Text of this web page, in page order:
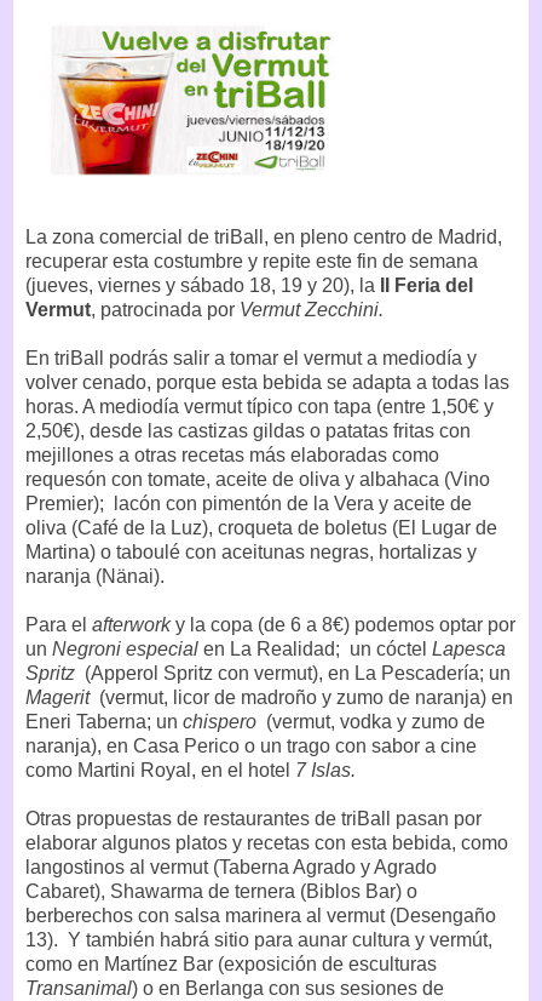
La zona comercial de triBall, en pleno centro de Madrid,
recuperar esta costumbre y repite este fin de semana
(jueves, viernes y sábado 18, 19 y 20), la
II Feria del
Vermut, patrocinada por Vermut Zecchini.
En triBall podrás salir a tomar el vermut a mediodía y
volver cenado, porque esta bebida se adapta a todas las
horas. A mediodía vermut típico con tapa (entre 1,50€ y
2,50€), desde las castizas gildas o patatas fritas con
mejillones a otras recetas más elaboradas como
requesón con tomate, aceite de oliva y albahaca (Vino
Premier); lacón con pimentón de la Vera y aceite de
oliva (Café de la Luz), croqueta de boletus (El Lugar de
Martina) o taboulé con aceitunas negras, hortalizas y
naranja (Nänai).
Para el afterworky la copa (de 6 a 8€) podemos optar por
un Negroni especial en La Realidad; un cóctel Lapesca
Spritz (Apperol Spritz con vermut), en La Pescadería; un
Magerit(vermut, licor de madroño y zumo de naranja) en
Eneri Taberna; un chispero (vermut, vodka y zumo de
naranja), en Casa Perico o un trago con sabor a cine
como Martini Royal, en el hotel 7 Islas.
Otras propuestas de restaurantes de triBall pasan por
elaborar algunos platos y recetas con esta bebida, como
langostinos al vermut (Taberna Agrado y Agrado
Cabaret), Shawarma de ternera (Biblos Bar) o
berberechos con salsa marinera al vermut (Desengaño
13). Y también habrá sitio para aunar cultura y vermút,
como en Martínez Bar (exposición de esculturas
Transanimal) o en Berlanga con sus sesiones de